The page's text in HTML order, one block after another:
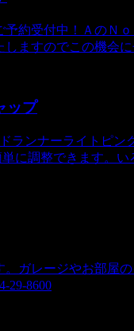
約受付中！ＡのＮ
ますのでこの機会
ップ
ランナーライトピン
に調整できます。
ガレージやお部屋
29-8600